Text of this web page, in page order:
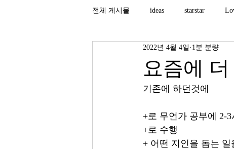
전체 게시물 ideas starstar
요즘에
2022년 4월 4일 1분 분량
기존에 하던것에
+로 무언가 공부에 2-3
+로 수행
+ 어떤 지인을 돕는 일